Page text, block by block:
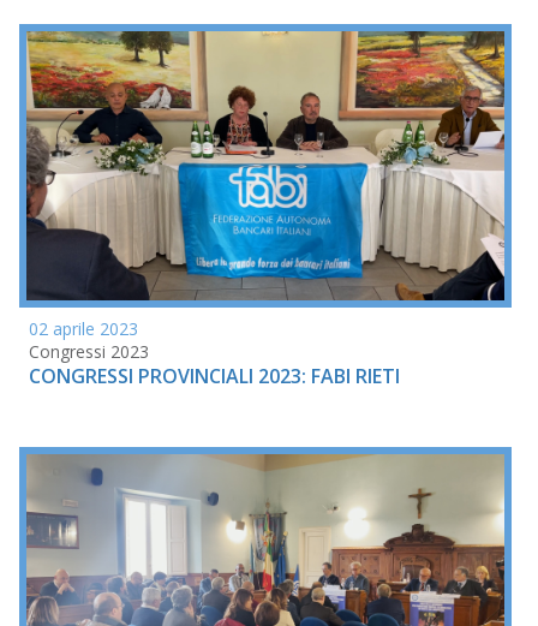
02 aprile 2023
Congressi 2023
CONGRESSI PROVINCIALI 2023: FABI RIETI